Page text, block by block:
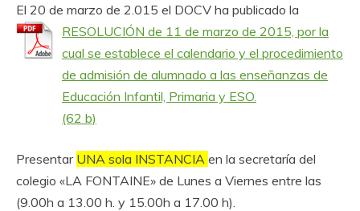
El 20 de marzo de 2.015 el DOCV ha publicado la
RESOLUCIÓN de 11 de marzo de 2015, por la
cual se establece el calendario y el procedimiento
de admisión de alumnado a las enseñanzas de
Educación Infantil, Primaria y ESO.
Presentar UNA sola INSTANCIA en la secretaría del
colegio «LA FONTAINE» de Lunes a Viernes entre las
(9.00h a 13.00 h. y 15.00h a 17.00 h).